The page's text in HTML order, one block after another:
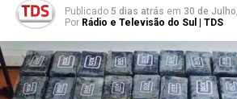
Publicado 5 dias atrás em 30 de
Por Rádio e Televisão do Sul | TDS